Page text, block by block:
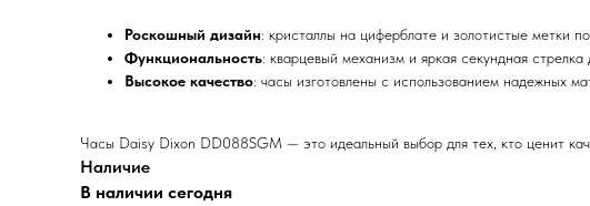
Роскошный дизайн: кристаллы на циферблате и золотистые метки
Функциональность: кварцевый механизм и яркая секундная
Высокое качество: часы изготовлены с использованием надежных
Часы Daisy Dixon DD088SGM — это идеальный выбор для тех, кто ценит
Наличие
В наличии сегодня